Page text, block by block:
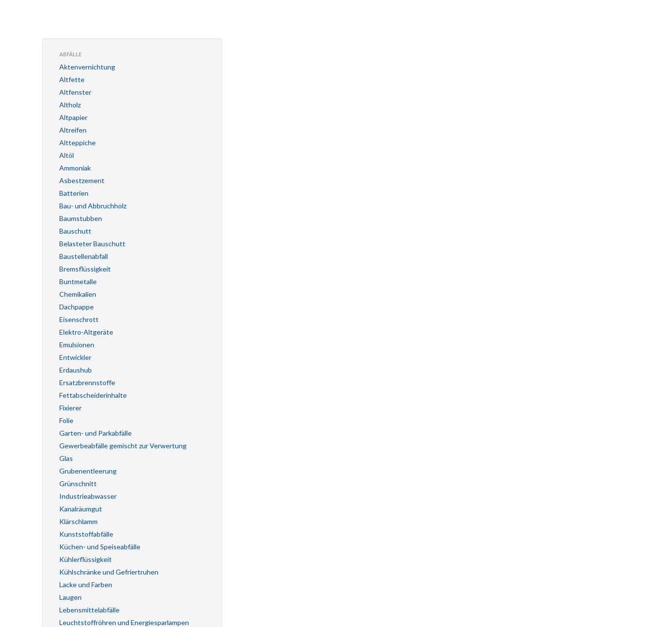
ABFÄLLE
Aktenvernichtung
Altfette
Altfenster
Altholz
Altpapier
Altreifen
Altteppiche
Altöl
Ammoniak
Asbestzement
Batterien
Bau- und Abbruchholz
Baumstubben
Bauschutt
Belasteter Bauschutt
Baustellenabfall
Bremsflüssigkeit
Buntmetalle
Chemikalien
Dachpappe
Eisenschrott
Elektro-Altgeräte
Emulsionen
Entwickler
Erdaushub
Ersatzbrennstoffe
Fettabscheiderinhalte
Fixierer
Folie
Garten- und Parkabfälle
Gewerbeabfälle gemischt zur Verwertung
Glas
Grubenentleerung
Grünschnitt
Industrieabwasser
Kanalräumgut
Klärschlamm
Kunststoffabfälle
Küchen- und Speiseabfälle
Kühlerflüssigkeit
Kühlschränke und Gefriertruhen
Lacke und Farben
Laugen
Lebensmittelabfälle
Leuchtstoffröhren und Energiesparlampen